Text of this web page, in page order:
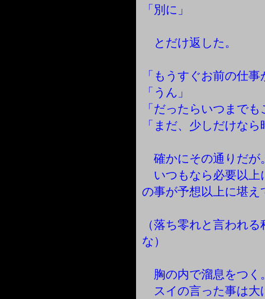
「別に」
とだけ返した。
「もうすぐお前の仕
「うん」
「だったらいつまで
「まだ、少しだけな
確かにその通りだが
いつもなら必要以上
の事が予想以上に堪え
（落ち零れと言われ
な）
胸の内で溜息をつく
スイの言った事は大